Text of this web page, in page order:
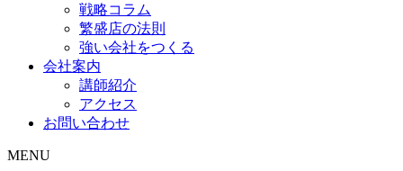
戦略コラム
繁盛店の法則
強い会社をつくる
会社案内
講師紹介
アクセス
お問い合わせ
MENU